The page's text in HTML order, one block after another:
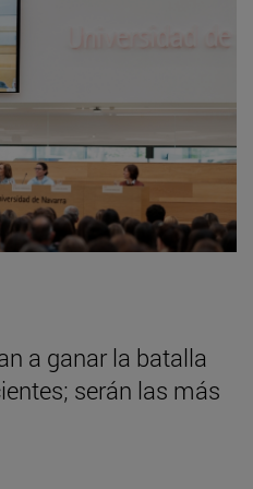
a ganar la batalla
serán las más